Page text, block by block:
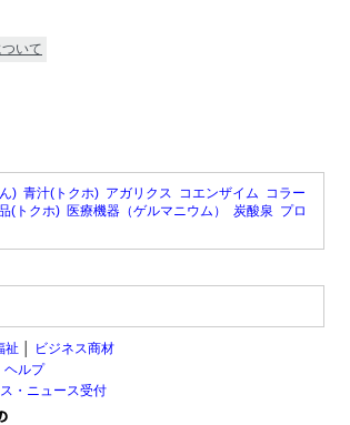
いて
) 青汁(トクホ) アガリクス コエンザイム コラー
(トクホ) 医療機器（ゲルマニウム） 炭酸泉 プロ
祉
ビジネス商材
ヘルプ
・ニュース受付